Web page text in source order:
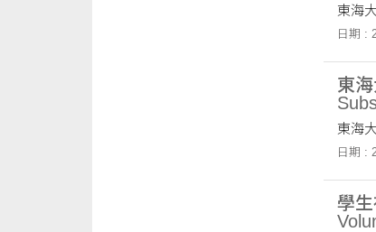
東海
日期 :
東
東海
日期 :
學